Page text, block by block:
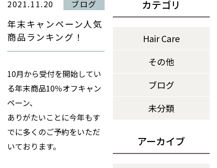
2021.11.20 ブログ
年末キャンペーン人気
商品ランキング！
10月から受付を開始してい
る年末商品10％オフキャン
ペーン、
ありがたいことに今年もす
でに多くのご予約をいただ
いております。
カテゴリ
Hair Care
その他
ブログ
未分類
アーカイブ